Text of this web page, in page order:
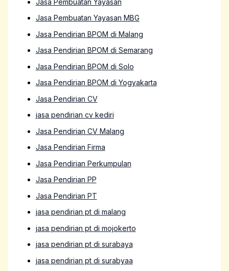
Jasa Pembuatan Yayasan MBG
Jasa Pendirian BPOM di Malang
Jasa Pendirian BPOM di Semarang
Jasa Pendirian BPOM di Solo
Jasa Pendirian BPOM di Yogyakarta
Jasa Pendirian CV
jasa pendirian cv kediri
Jasa Pendirian CV Malang
Jasa Pendirian Firma
Jasa Pendirian Perkumpulan
Jasa Pendirian PP
Jasa Pendirian PT
jasa pendirian pt di malang
jasa pendirian pt di mojokerto
jasa pendirian pt di surabaya
jasa pendirian pt di surabyaa